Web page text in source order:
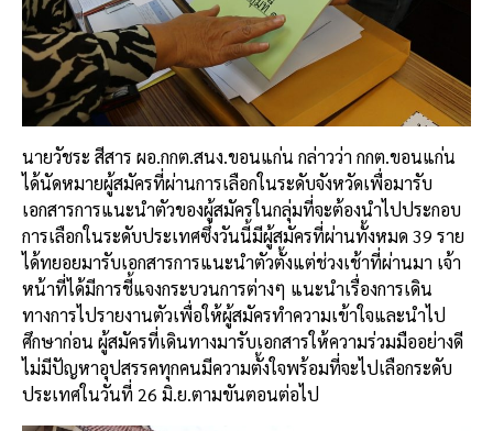
นายวัชระ สีสาร ผอ.กกต.สนง.ขอนแก่น กล่าวว่า กกต.ขอนแก่น
ได้นัดหมายผู้สมัครที่ผ่านการเลือกในระดับจังหวัดเพื่อมารับ
เอกสารการแนะนำตัวของผู้สมัครในกลุ่มที่จะต้องนำไปประกอบ
การเลือกในระดับประเทศซึ่งวันนี้มีผู้สมัครที่ผ่านทั้งหมด 39 ราย
ได้ทยอยมารับเอกสารการแนะนำตัวตั้งแต่ช่วงเช้าที่ผ่านมา เจ้า
หน้าที่ได้มีการชี้แจงกระบวนการต่างๆ แนะนำเรื่องการเดิน
ทางการไปรายงานตัวเพื่อให้ผู้สมัครทำความเข้าใจและนำไป
ศึกษาก่อน ผู้สมัครที่เดินทางมารับเอกสารให้ความร่วมมืออย่างดี
ไม่มีปัญหาอุปสรรคทุกคนมีความตั้งใจพร้อมที่จะไปเลือกระดับ
ประเทศในวันที่ 26 มิ.ย.ตามขันตอนต่อไป